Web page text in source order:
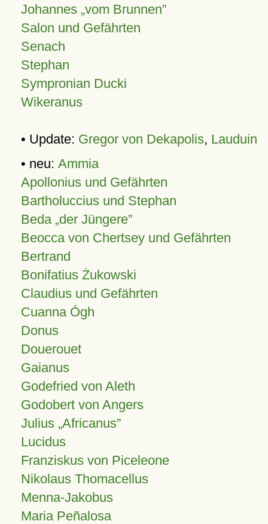
Johannes vom Brunnen
Salon und Gefährten
Senach
Stephan
Sympronian Ducki
Wikeranus
• Update: Gregor von Dekapolis, Lauduin
• neu: Ammia
Apollonius und Gefährten
Bartholuccius und Stephan
Beda „der Jüngere”
Beocca von Chertsey und Gefährten
Bertrand
Bonifatius Żukowski
Claudius und Gefährten
Cuanna Ógh
Donus
Douerouet
Gaianus
Godefried von Aleth
Godobert von Angers
Julius Africanus
Lucidus
Franziskus von Piceleone
Nikolaus Thomacellus
Menna-Jakobus
Maria Peñalosa